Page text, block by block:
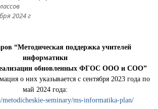
2024 г
“Методическая поддержка учителей
информатики
обновленных ФГОС ООО и СОО”
о них указывается с сентября 2023 года по
май 2024 года:
metodicheskie-seminary/ms-informatika-plan/